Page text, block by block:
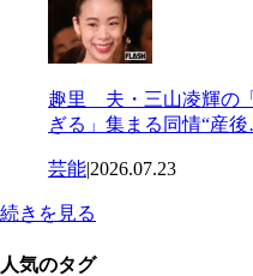
趣里 夫・三山凌輝の
ぎる」集まる同情“産
芸能|2026.07.23
続きを見る
人気のタグ